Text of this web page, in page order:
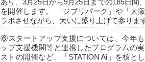
あり、3月25日から9月25日までの185日間
を開催します。 「ジブリパーク」や「大
ラボさせながら、大いに盛り上げて参りま
⑥スタートアップ支援については、今年
ップ支援機関等と連携したプログラムの
ストの開催など、「STATION Ai」を核と